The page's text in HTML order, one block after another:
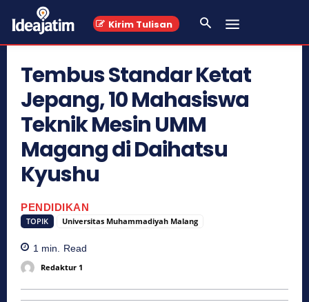
Kirim Tulisan
Tembus Standar Ketat
Jepang, 10 Mahasiswa
Teknik Mesin UMM
Magang di Daihatsu
Kyushu
PENDIDIKAN
TOPIK Universitas Muhammadiyah Malang
1 min. Read
Redaktur 1